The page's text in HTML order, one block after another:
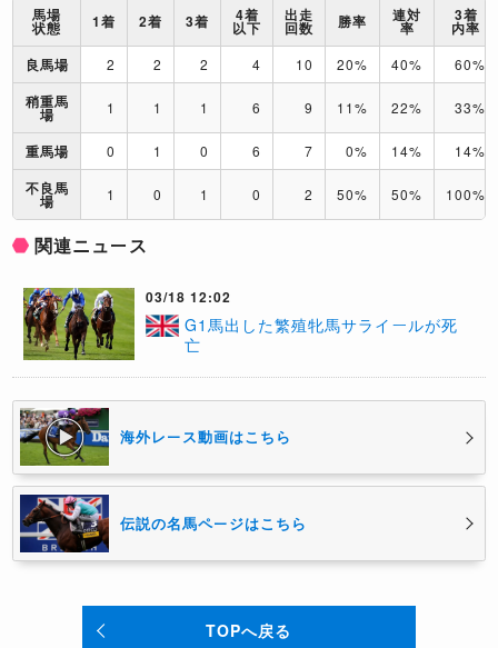
馬場
状態 1着 2着 3着 4着
以下
出走
回数 勝率 連対
率
3着
内率
良馬場
2 2 2 4 10 20% 40% 60%
稍重馬
場 1 1 1 6 9 11% 22% 33%
重馬場 0 1 0 6 7 0% 14% 14%
不良馬
場 1 0 1 0 2 50% 50% 100%
関連ニュース
03/18 12:02
G1馬出した繁殖牝馬サライールが死
亡
海外レース動画はこちら
伝説の名馬ページはこちら
TOPへ戻る